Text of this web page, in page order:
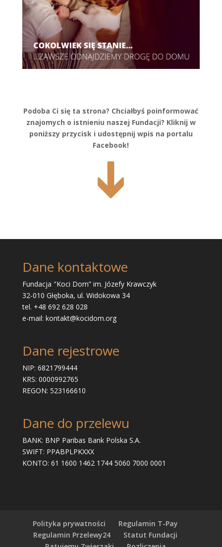
Podoba Ci się ta strona? Chciałbyś poinformować
znajomych o istnieniu naszej Fundacji? Kliknij w
poniższy przycisk i udostępnij wpis na portalu
Facebook!
Dane kontaktowe
Fundacja "Koci Dom” im. Józefy Krawczyk
32-010 Głęboka, ul. Widokowa 34
tel. +48 692 628 028
e-mail: kontakt@kocidom.org
Dane rejestrowe
NIP: 6821799444
KRS: 0000992765
REGON: 523166610
Dane do przelewu
BANK: BNP Paribas Bank Polska S.A.
SWIFT: PPABPLPKXXX
KONTO: 61 1600 1462 1744 5060 7000 0001
Polityka prywatności
Regulamin T-Pay
Regulamin Przelewy24
Statut Fundacji